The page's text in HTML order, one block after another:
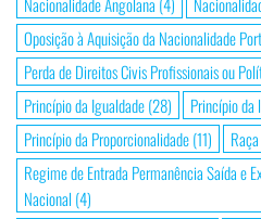
Oposição à Aquisição da Nacionalidade
Perda de Direitos Civis Profissionais ou
Princípio da Igualdade(28) Princípio da
Princípio da Proporcionalidade(11) Raça
Regime de Entrada Permanência Saída e
Nacional (4)